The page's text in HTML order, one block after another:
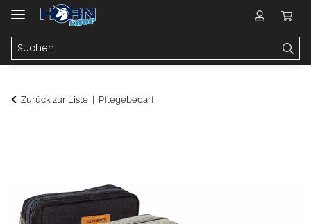
Zurück zur Liste Pflegebedarf